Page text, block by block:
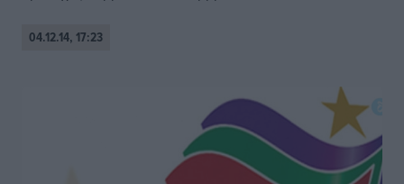
04.12.14, 17:23